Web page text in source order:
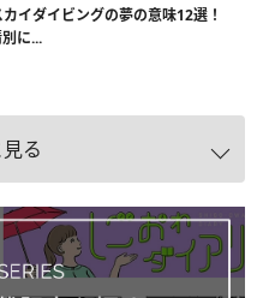
カイダイビングの夢の意味12選！
に...
る